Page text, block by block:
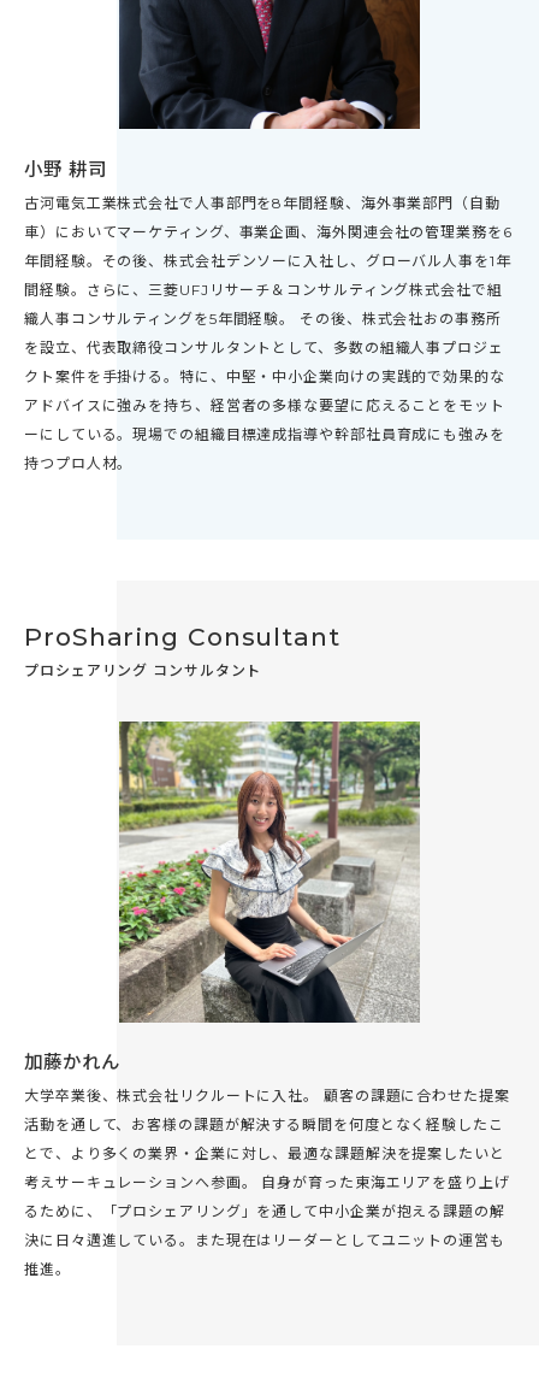
小野 耕司
古河電気工業株式会社で人事部門を8年間経験、海外事業部門（自動
車）においてマーケティング、事業企画、海外関連会社の管理業務を6
年間経験。その後、株式会社デンソーに入社し、グローバル人事を1年
間経験。さらに、三菱UFJリサーチ＆コンサルティング株式会社で組
織人事コンサルティングを5年間経験。 その後、株式会社おの事務所
を設立、代表取締役コンサルタントとして、多数の組織人事プロジェ
クト案件を手掛ける。特に、中堅・中小企業向けの実践的で効果的な
アドバイスに強みを持ち、経営者の多様な要望に応えることをモット
ーにしている。現場での組織目標達成指導や幹部社員育成にも強みを
持つプロ人材。
ProSharing Consultant
プロシェアリング コンサルタント
加藤かれん
大学卒業後、株式会社リクルートに入社。 顧客の課題に合わせた提案
活動を通して、お客様の課題が解決する瞬間を何度となく経験したこ
とで、より多くの業界・企業に対し、最適な課題解決を提案したいと
考えサーキュレーションへ参画。 自身が育った東海エリアを盛り上げ
るために、「プロシェアリング」を通して中小企業が抱える課題の解
決に日々邁進している。また現在はリーダーとしてユニットの運営も
推進。